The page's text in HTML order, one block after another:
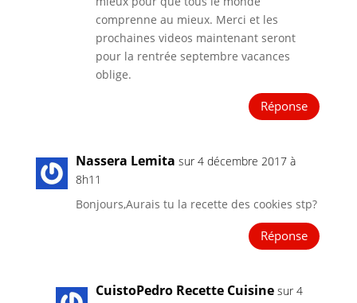
comprenne au mieux. Merci et les
prochaines videos maintenant seront
pour la rentrée septembre vacances
oblige.
Réponse
Nassera Lemita sur 4 décembre 2017 à
8h11
Bonjours,Aurais tu la recette des cookies stp?
Réponse
CuistoPedro Recette Cuisine sur 4